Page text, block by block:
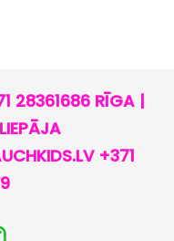
28361686 RĪGA |
+371